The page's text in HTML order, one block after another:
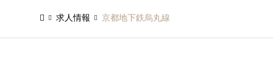
求人情報 京都地下鉄烏丸線